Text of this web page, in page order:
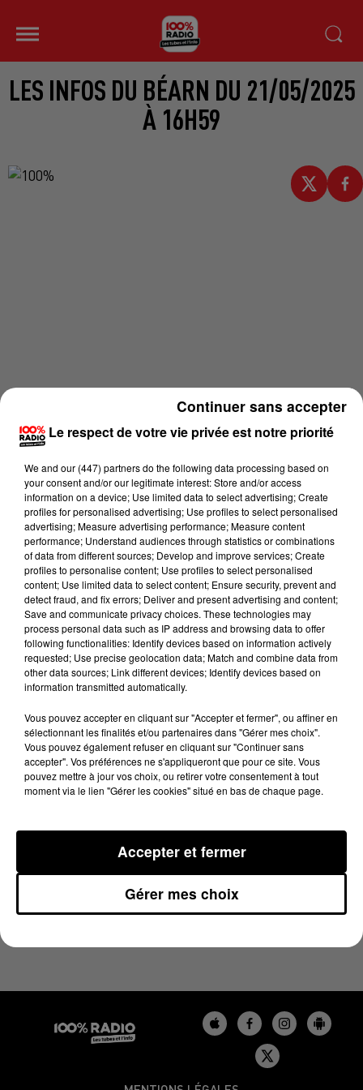
LES INFOS DU BÉARN DU 21/05/2025
À 16H59
Lecture (3 min 57 sec)
100%
21 mai 2025 - 3 min 57 sec
LES INFOS DU BÉARN DU 21/05/2025 À 16H59
Le respect de votre vie privée est notre priorité
We and our (447) partnersdo the following data processing based on
your consent and/or our legitimate interest: Store and/or access
information on a device; Use limited data to select advertising; Create
profiles for personalised advertising; Use profiles to select personalised
advertising; Measure advertising performance; Measure content
performance; Understand audiences through statistics or combinations
of data from different sources; Develop and improve services; Create
profiles to personalise content; Use profiles to select personalised
content; Use limited data to select content; Ensure security, prevent and
detect fraud, and fix errors; Deliver and present advertising and content;
Save and communicate privacy choices. These technologies may
process personal data such as IP address and browsing data to offer
following functionalities: Identify devices based on information actively
requested; Use precise geolocation data; Match and combine data from
other data sources; Link different devices; Identify devices based on
information transmitted automatically.
Vous pouvez accepter en cliquant sur "Accepter et fermer", ou affiner en
sélectionnant les finalités et/ou partenaires dans "Gérer mes choix".
Vous pouvez également refuser en cliquant sur "Continuer sans
accepter". Vos préférences ne s'appliqueront que pour ce site. Vous
pouvez mettre à jour vos choix, ou retirer votre consentement à tout
moment via le lien "Gérer les cookies" situé en bas de chaque page.
Gérer mes choix
Accepter et fermer
Continuer sans accepter